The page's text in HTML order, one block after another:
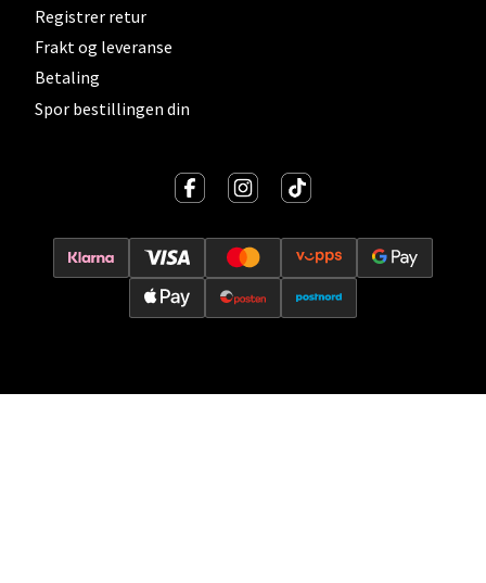
Registrer retur
Frakt og leveranse
Betaling
Spor bestillingen din
Torgbakken 2, 5401 Stord
Åpent i dag 10-15
0 i butikk
Oslo - Thon Senter Storo
Vitaminveien 7 - 9, 0485 Oslo